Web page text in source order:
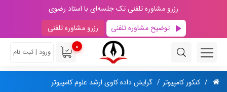
رزرو مشاوره تلفنی تک جلسه‌ای با استاد رضوی
توضیح مشاوره تلفنی
رزرو مشاوره تلفنی
0
ورود | ثبت نام
کنکور کامپیوتر گرایش داده کاوی ارشد علوم کامپیوتر